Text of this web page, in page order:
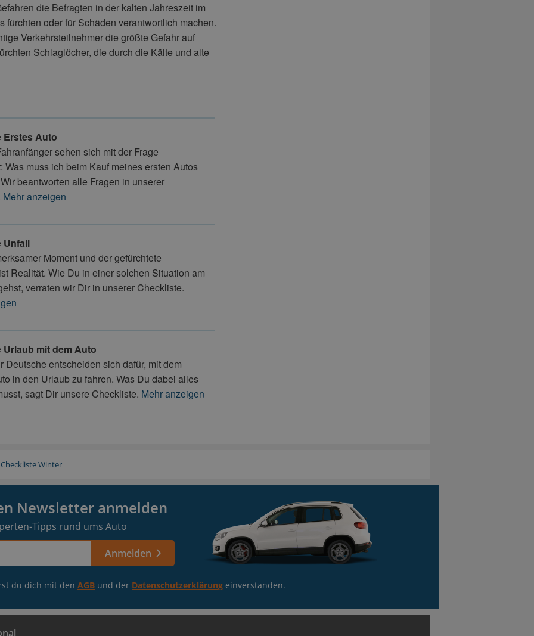
die Befragten in der kalten Jahreszeit im
fürchten oder für Schäden verantwortlich machen.
Verkehrsteilnehmer die größte Gefahr auf
Schlaglöcher, die durch die Kälte und alte
Erstes Auto
sehen sich mit der Frage
Was muss ich beim Kauf meines ersten Autos
beantworten alle Fragen in unserer
Mehr anzeigen
Unfall
Moment und der gefürchtete
Realität. Wie Du in einer solchen Situation am
verraten wir Dir in unserer Checkliste.
Urlaub mit dem Auto
Deutsche entscheiden sich dafür, mit dem
in den Urlaub zu fahren. Was Du dabei alles
sagt Dir unsere Checkliste. Mehr anzeigen
Checkliste Winter
Newsletter anmelden
Tipps rund ums Auto
Anmelden
du dich mit den AGB und der Datenschutzerklärung einverstanden.